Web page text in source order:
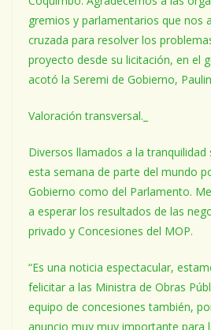
gremios y parlamentarios que nos
cruzada para resolver los
proyecto desde su licitación, en el
acotó la Seremi de Gobierno,
Valoración transversal._
Diversos llamados a la
esta semana de parte del mundo
Gobierno como del Parlamento.
a esperar los resultados de las
privado y Concesiones del MOP.
“Es una noticia espectacular,
felicitar a las Ministra de Obras
equipo de concesiones también,
anuncio muy muy importante para